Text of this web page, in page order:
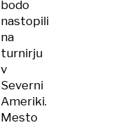
bodo
nastopili
na
turnirju
v
Severni
Ameriki.
Mesto